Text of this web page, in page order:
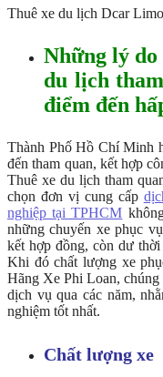
Thuê xe du lịch Dcar
Những lý do
du lịch
điểm đến
Thành Phố Hồ Chí Minh
đến tham quan, kết hợp
Thuê xe du lịch tham
chọn đơn vị cung cấp
nghiệp tại TPHCM
những chuyến xe phục
kết hợp đồng, còn dư
Khi đó chất lượng xe
Hãng Xe Phi Loan,
dịch vụ qua các năm,
nghiệm tốt nhất.
Chất lượng xe